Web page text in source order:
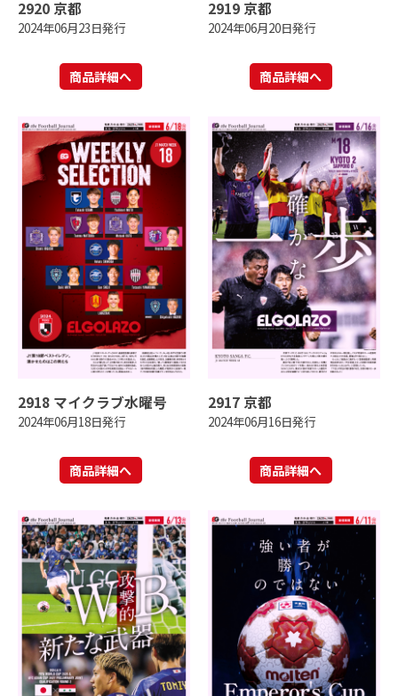
2920 京都
2024年06月23日発行
商品詳細へ
2919 京都
2024年06月20日発行
商品詳細へ
2918 マイクラブ水曜号
2024年06月18日発行
商品詳細へ
2917 京都
2024年06月16日発行
商品詳細へ